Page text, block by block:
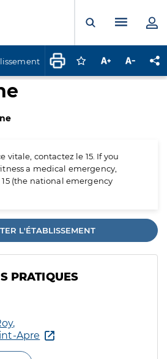
Ouvrir laMenu
Connectez-vous
Augmenter la
vitale, contactez le 15. If you
a medical emergency,
(the national emergency
L'ÉTABLISSEMENT
PRATIQUES
Apre